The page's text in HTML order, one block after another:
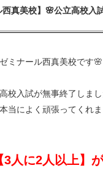
西真美校】🌸公立高校入
ミナール西真美校です🌸
校入試が無事終了しまし
当によく頑張ってくれ
3人に2人以上】